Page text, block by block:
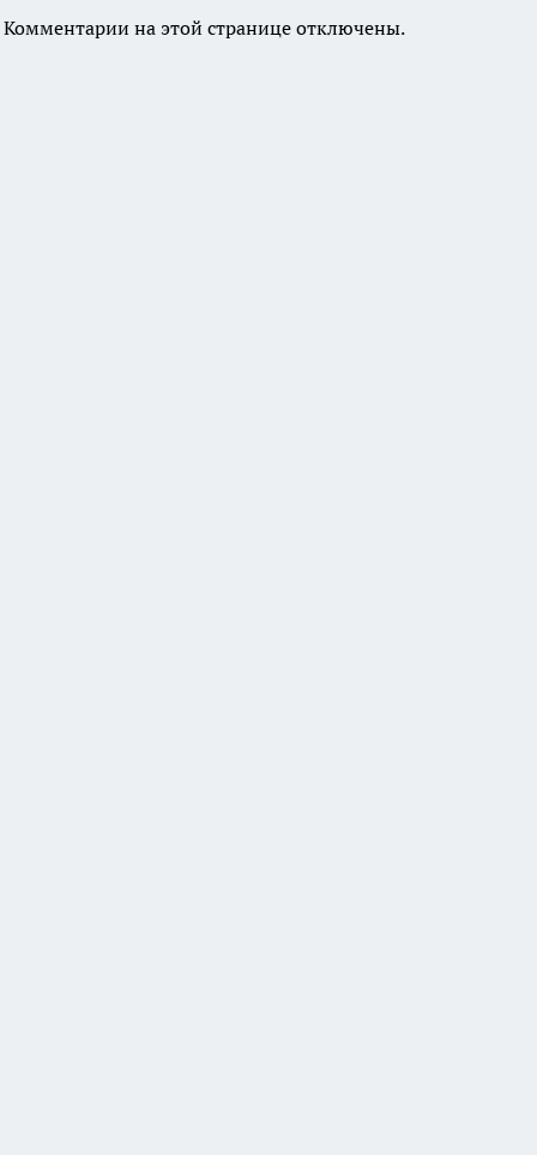
Комментарии на этой странице отключены.